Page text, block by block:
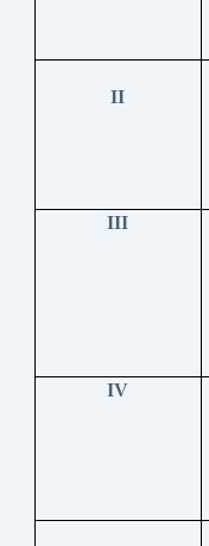
II
III
IV